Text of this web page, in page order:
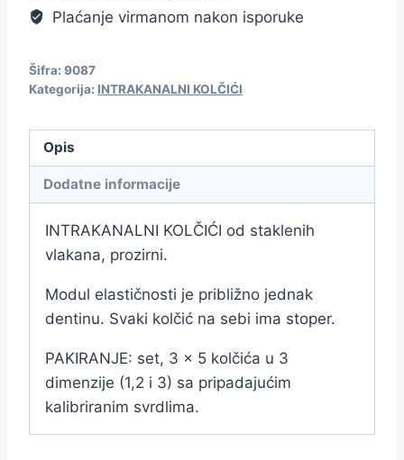
Plaćanje virmanom nakon isporuke
Šifra: 9087
Kategorija: INTRAKANALNI KOLČIĆI
Opis
Dodatne informacije
INTRAKANALNI KOLČIĆI od staklenih
vlakana, prozirni.
Modul elastičnosti je približno jednak
dentinu. Svaki kolčić na sebi ima stoper.
PAKIRANJE: set, 3 x 5 kolčića u 3
dimenzije (1,2 i 3) sa pripadajućim
kalibriranim svrdlima.